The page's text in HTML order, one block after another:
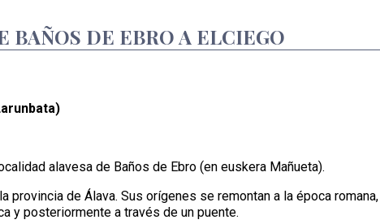
BAÑOS DE EBRO A ELCIEGO
alavesa de Baños de Ebro (en euskera Mañueta).
provincia de Álava. Sus orígenes se remontan a la época
y posteriormente a través de un puente.